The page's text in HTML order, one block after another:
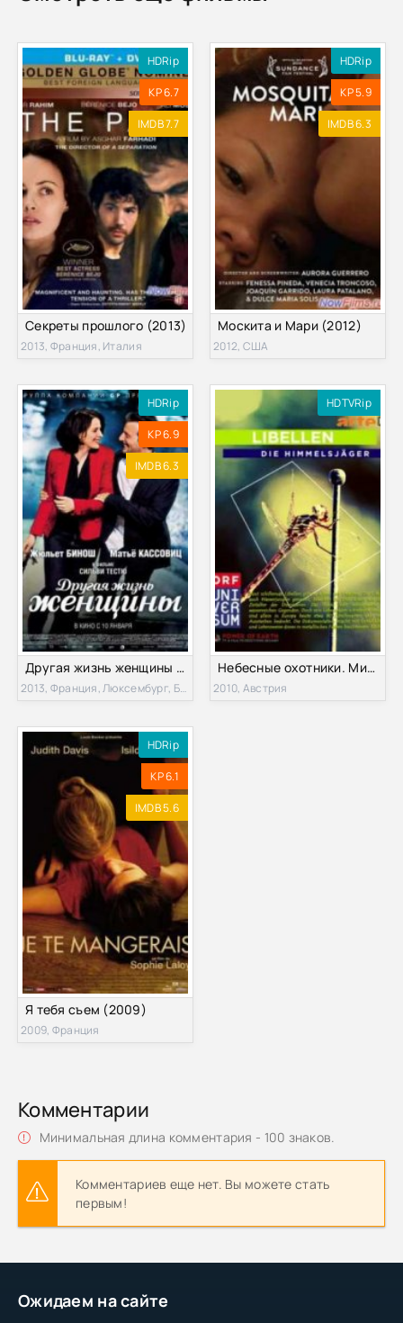
Ожидаем на сайте
HDRip
KP 6.7
IMDB 7.7
Секреты прошлого (2013)
2013, Франция, Италия
HDRip
KP 5.9
IMDB 6.3
Москита и Мари (2012)
2012, США
HDRip
KP 6.9
IMDB 6.3
Другая жизнь женщины (2013)
2013, Франция, Люксембург, Бельгия
HDTVRip
Небесные охотники. Мир стрекоз (2010)
2010, Австрия
HDRip
KP 6.1
IMDB 5.6
Я тебя съем (2009)
2009, Франция
Комментарии
Минимальная длина комментария - 100 знаков.
Комментариев еще нет. Вы можете стать
первым!